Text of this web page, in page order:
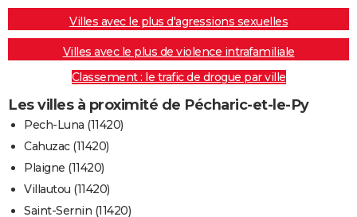
Villes avec le plus d'agressions sexuelles
Villes avec le plus de violence intrafamiliale
Classement : le trafic de drogue par ville
Les villes à proximité de Pécharic-et-le-Py
Pech-Luna (11420)
Cahuzac (11420)
Plaigne (11420)
Villautou (11420)
Saint-Sernin (11420)